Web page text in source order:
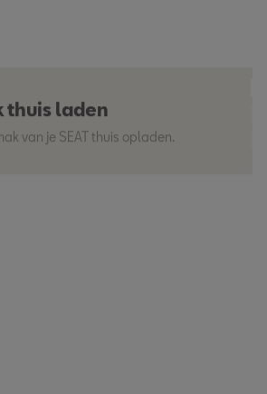
thuis laden
van je SEAT thuis opladen.